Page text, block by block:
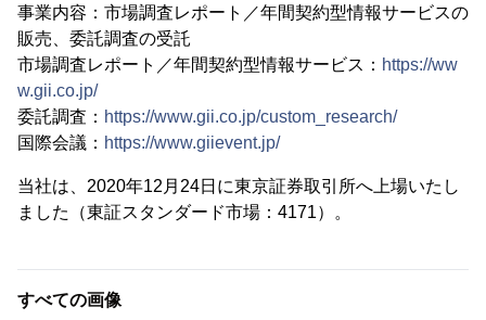
事業内容：市場調査レポート／年間契約型情報サービスの
販売、委託調査の受託
市場調査レポート／年間契約型情報サービス： https://ww
w.gii.co.jp/
委託調査： https://www.gii.co.jp/custom_research/
国際会議： https://www.giievent.jp/
当社は、2020年12月24日に東京証券取引所へ上場いたし
ました（東証スタンダード市場：4171）。
すべての画像